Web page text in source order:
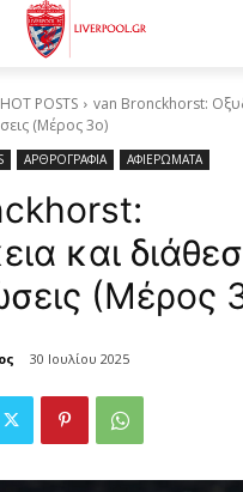
POSTS
van Bronckhorst:
(Μέρος 3ο)
ΑΡΘΡΟΓΡΑΦΙΑ ΑΦΙΕΡΩΜΑΤΑ
και
(Μέρος
30 Ιουλίου 2025